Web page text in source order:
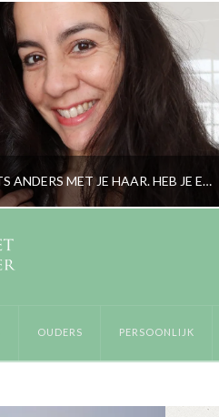
ER IS IETS ANDERS MET JE HAAR. HEB JE EXTENSIONS?
OUDERS PERSOONLIJK